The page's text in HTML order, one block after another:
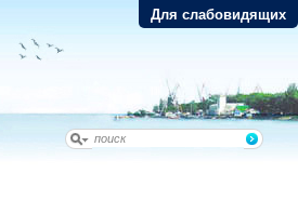
Для слабовидящих